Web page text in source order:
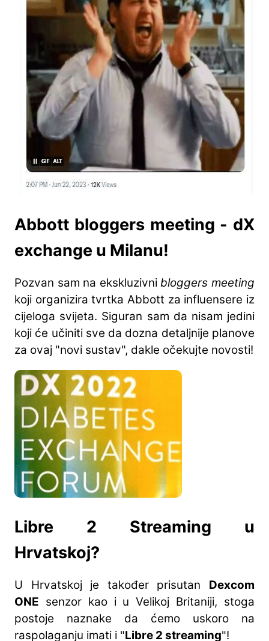
Abbott bloggers meeting - dX
exchange u Milanu!
Pozvan sam na ekskluzivnibloggers meeting
koji organizira tvrtka Abbott za influensere iz
cijeloga svijeta. Siguran sam da nisam jedini
koji će učiniti sve da dozna detaljnije planove
za ovaj "novi sustav", dakle očekujte novosti!
Libre 2 Streaming u
Hrvatskoj?
U Hrvatskoj je također prisutan Dexcom
ONE senzor kao i u Velikoj Britaniji, stoga
postoje naznake da ćemo uskoro na
raspolaganju imati i "Libre 2 streaming"!